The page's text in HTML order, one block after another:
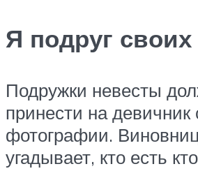
Я подруг
Подружки невесты
принести на девичник
фотографии.
угадывает, кто есть